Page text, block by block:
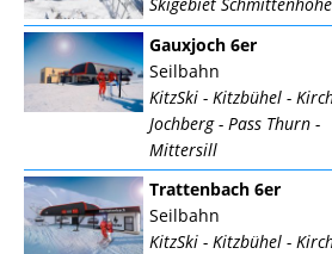
Skigebiet Schmittenhöhe
Gauxjoch 6er
Seilbahn
KitzSki - Kitzbühel -
Jochberg - Pass Thurn -
Mittersill
Trattenbach 6er
Seilbahn
KitzSki - Kitzbühel -